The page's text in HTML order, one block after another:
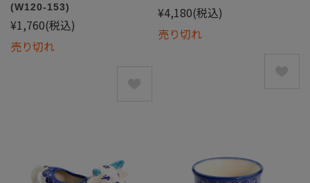
(W120-153)
¥1,760(税込)
売り切れ
¥4,180(税込)
売り切れ